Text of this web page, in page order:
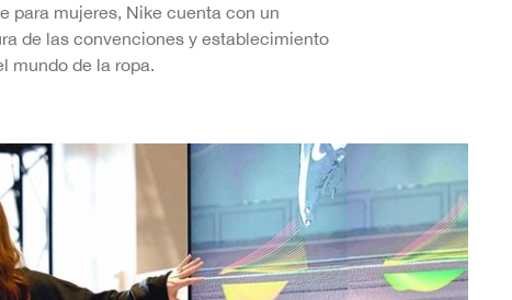
para mujeres, Nike cuenta con un
de las convenciones y establecimiento
mundo de la ropa.